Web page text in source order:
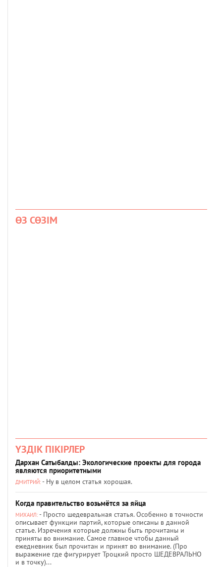
ӨЗ СӨЗІМ
ҮЗДІК ПІКІРЛЕР
Дархан Сатыбалды: Экологические проекты для города
являются приоритетными
ДМИТРИЙ: - Ну в целом статья хорошая.
Когда правительство возьмётся за яйца
МИХАИЛ: - Просто шедевральная статья. Особенно в точности
описывает функции партий, которые описаны в данной
статье. Изречения которые должны быть прочитаны и
приняты во внимание. Самое главное чтобы данный
ежедневник был прочитан и принят во внимание. (Про
выражение где фигурирует Троцкий просто ШЕДЕВРАЛЬНО
и в точку)...